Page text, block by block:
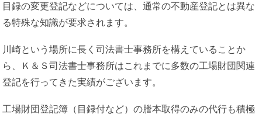
目録の変更登記などについては、通常の不動産登記とは異な
る特殊な知識が要求されます。
川崎という場所に長く司法書士事務所を構えていることか
ら、Ｋ＆Ｓ司法書士事務所はこれまでに多数の工場財団関連
登記を行ってきた実績がございます。
工場財団登記簿（目録付など）の謄本取得のみの代行も積極